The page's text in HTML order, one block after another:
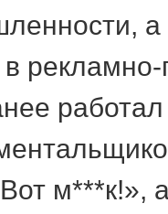
а
м***к!»,